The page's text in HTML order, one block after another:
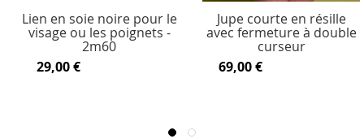
Lien en soie noire pour le
visage ou les poignets -
2m60
29,00 €
Jupe courte en résille
avec fermeture à double
curseur
69,00 €